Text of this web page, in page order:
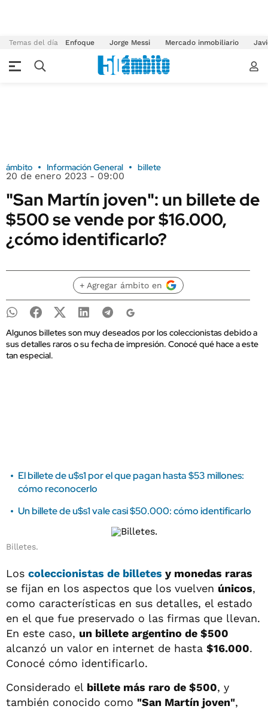
Temas del día Enfoque Jorge Messi Mercado inmobiliario
ámbito Información General billete
20 de enero 2023 - 09:00
"San Martín joven": un billete de
$500 se vende por $16.000,
¿cómo identificarlo?
+ Agregar ámbito en
Algunos billetes son muy deseados por los coleccionistas debido a
sus detalles raros o su fecha de impresión. Conocé qué hace a este
tan especial.
El billete de u$s1 por el que pagan hasta $53 millones:
cómo reconocerlo
Un billete de u$s1 vale casi $50.000: cómo identificarlo
Billetes.
Los coleccionistas de billetes y monedas raras
se fijan en los aspectos que los vuelven únicos,
como características en sus detalles, el estado
en el que fue preservado o las firmas que llevan.
En este caso, un billete argentino de $500
alcanzó un valor en internet de hasta $16.000.
Conocé cómo identificarlo.
Considerado el billete más raro de $500, y
también conocido como "San Martín joven",